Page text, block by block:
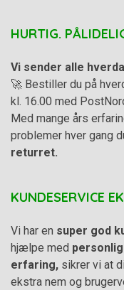
HURTIG.
Vi sender alle
🚀 Bestiller du på
kl. 16.00 med
Med mange års
problemer hver gang
returret.
KUNDESERVICE
Vi har en super god
hjælpe med
erfaring, sikrer vi at
ekstra nem og